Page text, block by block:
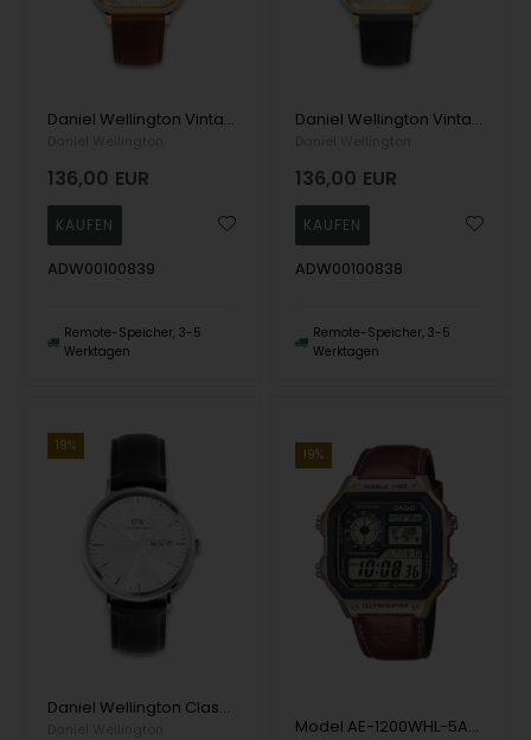
Daniel Wellington Vintage St Mawes G Quartz Herre m/rem
136,00 EUR
ADW00100839
Remote-Speicher, 3-5
Werktagen
Daniel Wellington Vintage Sheffield G Quartz Herre m/rem
136,00 EUR
ADW00100838
Remote-Speicher, 3-5
Werktagen
19%
Daniel Wellington Classic Day Date 40 Quartz Herre m/rem
19%
Model AE-1200WHL-5AVEF Casio Timeless Quartz Herren uhr